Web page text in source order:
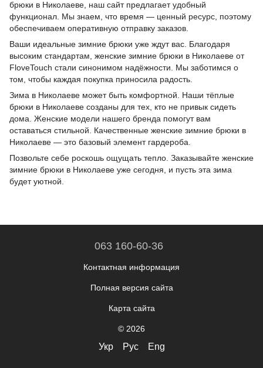
брюки в Николаеве, наш сайт предлагает удобный
функционал. Мы знаем, что время — ценный ресурс, поэтому
обеспечиваем оперативную отправку заказов.
Ваши идеальные зимние брюки уже ждут вас. Благодаря
высоким стандартам, женские зимние брюки в Николаеве от
FloveTouch стали синонимом надёжности. Мы заботимся о
том, чтобы каждая покупка приносила радость.
Зима в Николаеве может быть комфортной. Наши тёплые
брюки в Николаеве созданы для тех, кто не привык сидеть
дома. Женские модели нашего бренда помогут вам
оставаться стильной. Качественные женские зимние брюки в
Николаеве — это базовый элемент гардероба.
Позвольте себе роскошь ощущать тепло. Заказывайте женские
зимние брюки в Николаеве уже сегодня, и пусть эта зима
будет уютной.
063 160-60-36
Контактная информация
Полная версия сайта
Карта сайта
© 2026
Укр Рус Eng